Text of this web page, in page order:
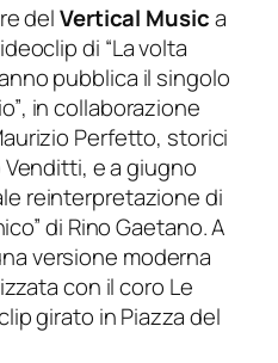
delVertical Musica
di “La volta
pubblica il singolo
, in collaborazione
Perfetto, storici
e a giugno
reinterpretazione di
di Rino Gaetano. A
versione moderna
con il coro Le
girato in Piazza del